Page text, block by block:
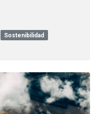
Sostenibilidad